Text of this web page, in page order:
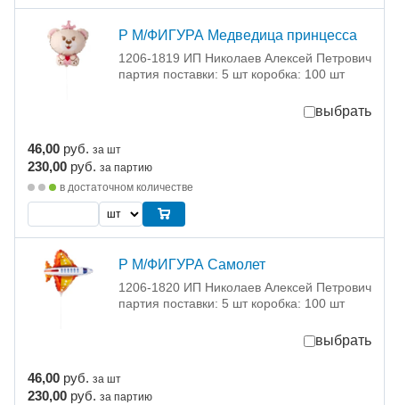
Р М/ФИГУРА Медведица принцесса
1206-1819 ИП Николаев Алексей Петрович
партия поставки: 5 шт коробка: 100 шт
выбрать
46,00 руб. за шт
230,00 руб. за партию
в достаточном количестве
Р М/ФИГУРА Самолет
1206-1820 ИП Николаев Алексей Петрович
партия поставки: 5 шт коробка: 100 шт
выбрать
46,00 руб. за шт
230,00 руб. за партию